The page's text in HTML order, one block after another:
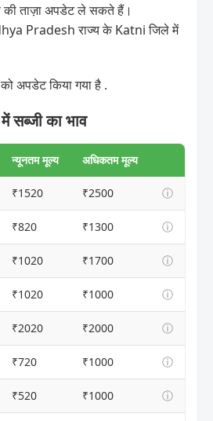
की ताज़ा अपडेट ले सकते हैं।
Pradesh राज्य के Katni जिले में
अपडेट किया गया है .
सब्जी का भाव
न्यूनतम मूल्य अधिकतम मूल्य
₹1520 ₹2500 ⓘ
₹820 ₹1300 ⓘ
₹1020 ₹1700 ⓘ
₹1020 ₹1000 ⓘ
₹2020 ₹2000 ⓘ
₹720 ₹1000 ⓘ
₹520 ₹1000 ⓘ